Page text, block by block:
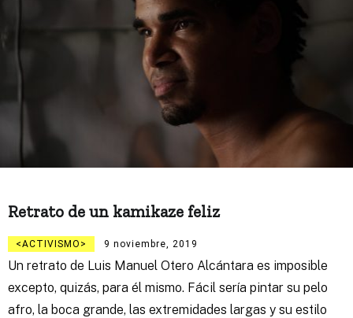
Retrato de un kamikaze feliz
ACTIVISMO 9 noviembre, 2019
Un retrato de Luis Manuel Otero Alcántara es imposible
excepto, quizás, para él mismo. Fácil sería pintar su pelo
afro, la boca grande, las extremidades largas y su estilo